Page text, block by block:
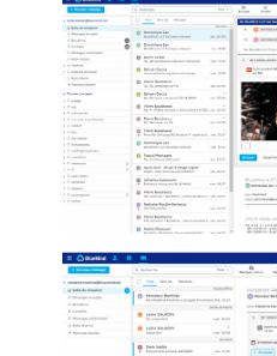
einem neuen
eigenen Team aus
Entwicklern getragen
Entwicklungsansatz,
Benutzererfahrung
Funktionen werden
dem nächsten
Diese neue
dem 4. Quartal 2020
befindet sich bei